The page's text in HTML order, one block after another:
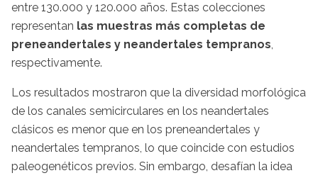
entre 130.000 y 120.000 años. Estas colecciones
representan las muestras más completas de
preneandertales y neandertales tempranos,
respectivamente.
Los resultados mostraron que la diversidad morfológica
de los canales semicirculares en los neandertales
clásicos es menor que en los preneandertales y
neandertales tempranos, lo que coincide con estudios
paleogenéticos previos. Sin embargo, desafían la idea